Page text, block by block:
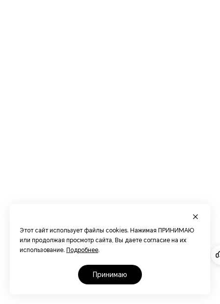
Этот сайт использует файлы cookies. Нажимая ПРИНИМАЮ
или продолжая просмотр сайта, Вы даете согласие на их
использование. Подробнее.
принимаю